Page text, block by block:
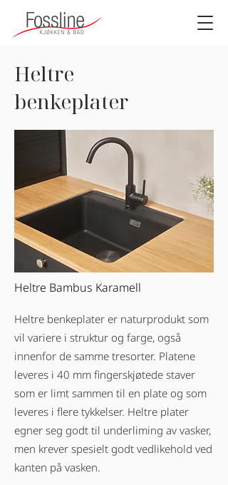
Heltre
benkeplater
Heltre Bambus Karamell
Heltre benkeplater er naturprodukt som
vil variere i struktur og farge, også
innenfor de samme tresorter. Platene
leveres i 40 mm fingerskjøtede staver
som er limt sammen til en plate og som
leveres i flere tykkelser. Heltre plater
egner seg godt til underliming av vasker,
men krever spesielt godt vedlikehold ved
kanten på vasken.